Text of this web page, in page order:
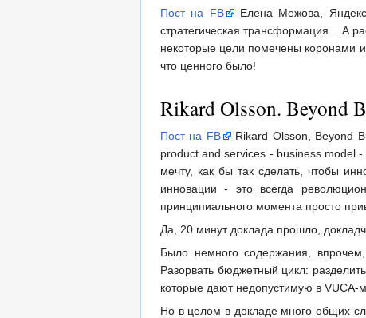
Пост на FB
Елена Межова, Яндекс.
стратегическая трансформация... А
некоторые цели помечены коронами
что ценного было!
Rikard Olsson. Beyond
Пост на FB
Rikard Olsson, Beyond
product and services - business model
мечту, как бы так сделать, чтобы
инновации - это всегда
принципиального момента просто
Да, 20 минут доклада прошло,
Было немного содержания,
Разорвать бюджетный цикл:
которые дают недопустимую в
Но в целом в докладе много общих